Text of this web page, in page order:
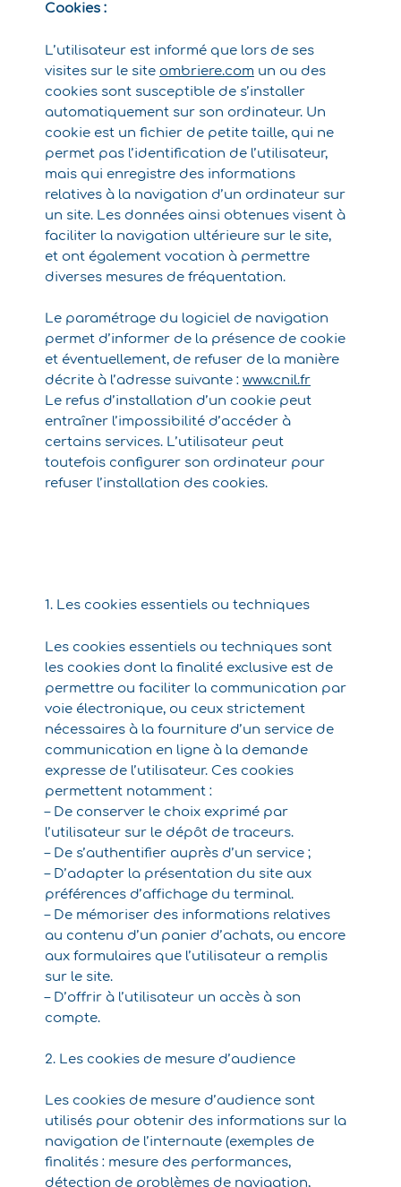
Cookies :
L’utilisateur est informé que lors de ses
visites sur le site ombriere.com un ou des
cookies sont susceptible de s’installer
automatiquement sur son ordinateur. Un
cookie est un fichier de petite taille, qui ne
permet pas l’identification de l’utilisateur,
mais qui enregistre des informations
relatives à la navigation d’un ordinateur sur
un site. Les données ainsi obtenues visent à
faciliter la navigation ultérieure sur le site,
et ont également vocation à permettre
diverses mesures de fréquentation.
Le paramétrage du logiciel de navigation
permet d’informer de la présence de cookie
et éventuellement, de refuser de la manière
décrite à l’adresse suivante : www.cnil.fr
Le refus d’installation d’un cookie peut
entraîner l’impossibilité d’accéder à
certains services. L’utilisateur peut
toutefois configurer son ordinateur pour
refuser l’installation des cookies.
1. Les cookies essentiels ou techniques
Les cookies essentiels ou techniques sont
les cookies dont la finalité exclusive est de
permettre ou faciliter la communication par
voie électronique, ou ceux strictement
nécessaires à la fourniture d’un service de
communication en ligne à la demande
expresse de l’utilisateur. Ces cookies
permettent notamment :
– De conserver le choix exprimé par
l’utilisateur sur le dépôt de traceurs.
– De s’authentifier auprès d’un service ;
– D’adapter la présentation du site aux
préférences d’affichage du terminal.
– De mémoriser des informations relatives
au contenu d’un panier d’achats, ou encore
aux formulaires que l’utilisateur a remplis
sur le site.
– D’offrir à l’utilisateur un accès à son
compte.
2. Les cookies de mesure d’audience
Les cookies de mesure d’audience sont
utilisés pour obtenir des informations sur la
navigation de l’internaute (exemples de
finalités : mesure des performances,
détection de problèmes de navigation,